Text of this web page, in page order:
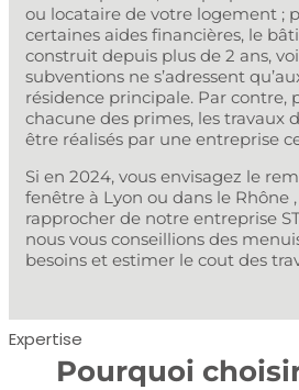
ou locataire de votre logement ;
certaines aides financières, le
construit depuis plus de 2 ans,
subventions ne s’adressent
résidence principale. Par contre,
chacune des primes, les travaux
être réalisés par une entreprise
Si en 2024, vous envisagez le
fenêtre à Lyon ou dans le Rhône
rapprocher de notre entreprise
nous vous conseillions des
besoins et estimer le cout des
Expertise
Pourquoi